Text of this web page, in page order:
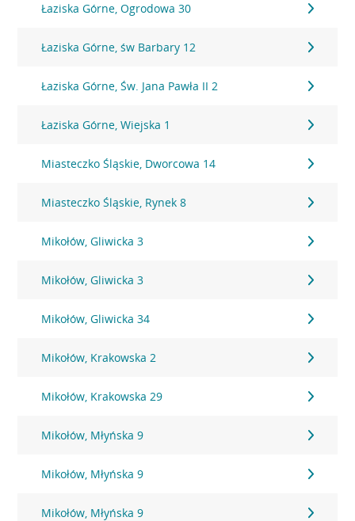
Łaziska Górne, Ogrodowa 30
Łaziska Górne, św Barbary 12
Łaziska Górne, Św. Jana Pawła II 2
Łaziska Górne, Wiejska 1
Miasteczko Śląskie, Dworcowa 14
Miasteczko Śląskie, Rynek 8
Mikołów, Gliwicka 3
Mikołów, Gliwicka 3
Mikołów, Gliwicka 34
Mikołów, Krakowska 2
Mikołów, Krakowska 29
Mikołów, Młyńska 9
Mikołów, Młyńska 9
Mikołów, Młyńska 9